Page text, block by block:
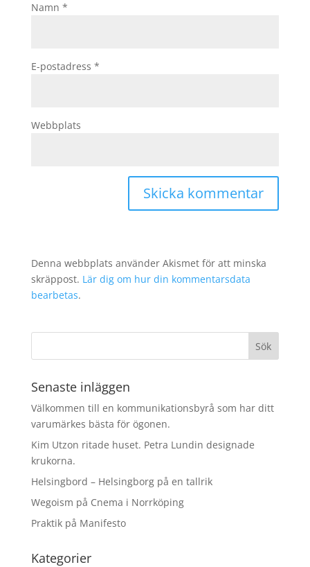
Namn *
E-postadress *
Webbplats
Denna webbplats använder Akismet för att minska
skräppost. Lär dig om hur din kommentarsdata
bearbetas.
Senaste inläggen
Välkommen till en kommunikationsbyrå som har ditt
varumärkes bästa för ögonen.
Kim Utzon ritade huset. Petra Lundin designade
krukorna.
Helsingbord – Helsingborg på en tallrik
Wegoism på Cnema i Norrköping
Praktik på Manifesto
Kategorier